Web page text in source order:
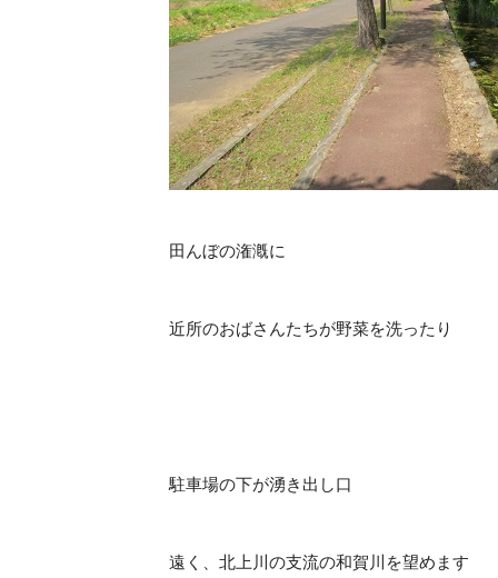
田んぼの潅漑に
近所のおばさんたちが野菜を洗ったり
駐車場の下が湧き出し口
遠く、北上川の支流の和賀川を望めます